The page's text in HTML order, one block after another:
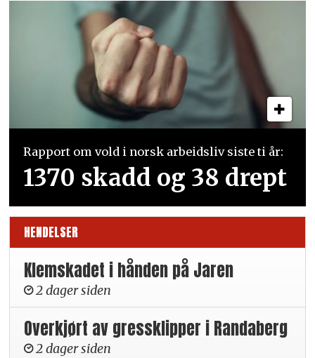
Rapport om vold i norsk arbeidsliv siste ti år:
1370 skadd og 38 drept
HENDELSER
Klemskadet i hånden på Jaren
2 dager siden
Overkjørt av gressklipper i Randaberg
2 dager siden